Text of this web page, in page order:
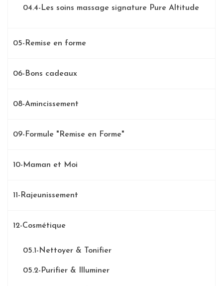
04.4-Les soins massage signature Pure Altitude
05-Remise en forme
06-Bons cadeaux
08-Amincissement
09-Formule "Remise en Forme"
10-Maman et Moi
11-Rajeunissement
12-Cosmétique
05.1-Nettoyer & Tonifier
05.2-Purifier & Illuminer